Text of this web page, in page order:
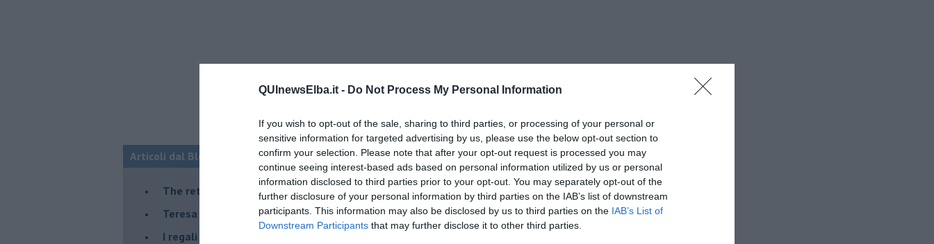
QUInewsElba.it - Do Not Process My Personal Information
If you wish to opt-out of the sale, sharing to third parties, or processing of your personal or
sensitive information for targeted advertising by us, please use the below opt-out section to
confirm your selection. Please note that after your opt-out request is processed you may
continue seeing interest-based ads based on personal information utilized by us or personal
information disclosed to third parties prior to your opt-out. You may separately opt-out of the
further disclosure of your personal information by third parties on the IAB’s list of downstream
participants. This information may also be disclosed by us to third parties on the IAB’s List of
Downstream Participants that may further disclose it to other third parties.
Articoli dal Blog “Lo scrittore sfigato” di Enrico Guerrini e Gordiano Lupi
The return
Teresa Ciabatti e lo scrittore sfigato
I regali di Natale dello scrittore sfigato